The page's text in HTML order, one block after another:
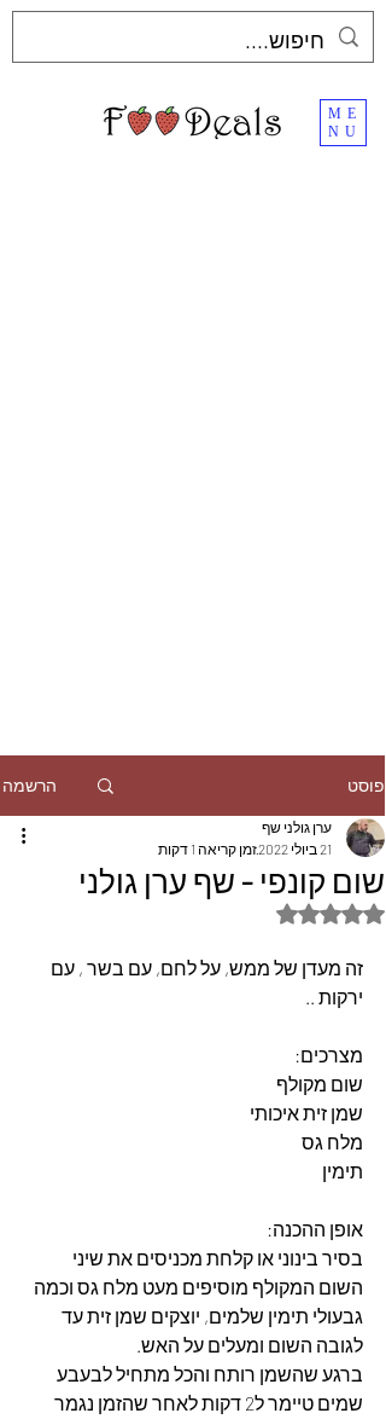
ME
NU
פוסט הרשמה
שום קונפי - שף ערן גולני
ערן גולני שף
21 ביולי 2022
זמן קריאה 1 דקות
דירוג של NaN מתוך 5 כוכבים
זה מעדן של ממש, על לחם, עם בשר , עם
ירקות ..
מצרכים:
שום מקולף
שמן זית איכותי
מלח גס
תימין
אופן ההכנה:
בסיר בינוני או קלחת מכניסים את שיני
השום המקולף מוסיפים מעט מלח גס וכמה
גבעולי תימין שלמים, יוצקים שמן זית עד
לגובה השום ומעלים על האש.
ברגע שהשמן רותח והכל מתחיל לבעבע
שמים טיימר ל2 דקות לאחר שהזמן נגמר